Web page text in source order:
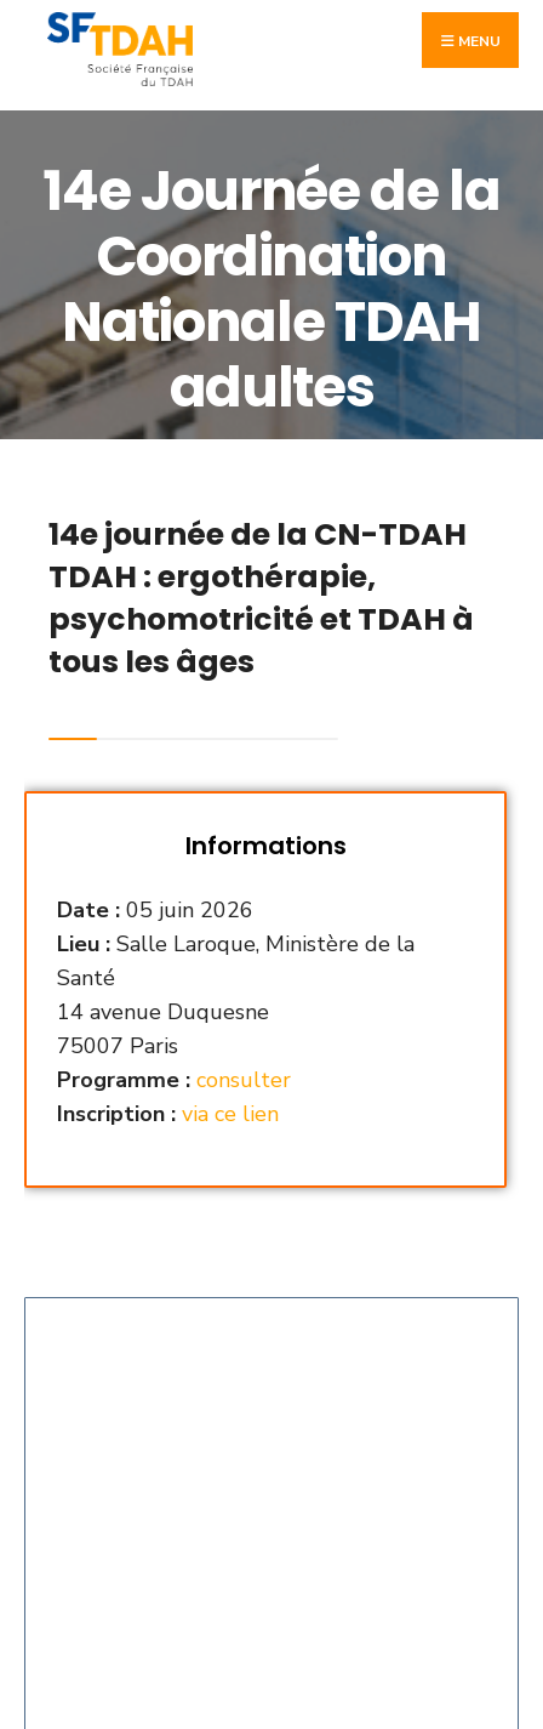
MENU
14e Journée de la
Coordination
Nationale TDAH
adultes
14e journée de la CN-TDAH
TDAH : ergothérapie,
psychomotricité et TDAH à
tous les âges
Informations
Date : 05 juin 2026
Lieu : Salle Laroque, Ministère de la
Santé
14 avenue Duquesne
75007 Paris
Programme : consulter
Inscription : via ce lien